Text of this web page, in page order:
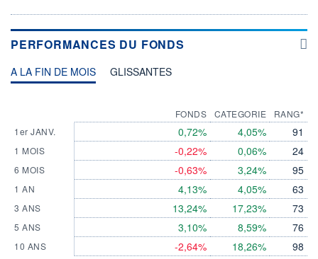
PERFORMANCES DU FONDS
A LA FIN DE MOIS GLISSANTES
1er JANV.
1 MOIS
6 MOIS
1 AN
3 ANS
5 ANS
10 ANS
FONDS
0,72%
-0,22%
-0,63%
4,13%
13,24%
3,10%
-2,64%
CATEGORIE
4,05%
0,06%
3,24%
4,05%
17,23%
8,59%
18,26%
RANG*
91
24
95
63
73
76
98